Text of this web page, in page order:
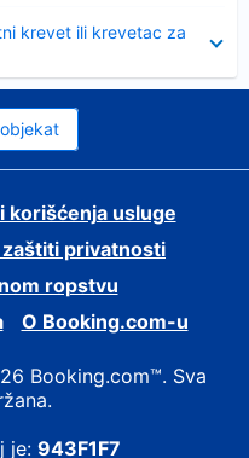
krevet ili krevetac za
korišćenja usluge
zaštiti privatnosti
ropstvu
О Booking.com-u
Booking.com™. Sva
je: 943F1F7